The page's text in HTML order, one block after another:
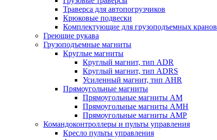
Траверса для автопогрузчиков
Крюковые подвески
Комплектующие для грузоподъемных кранов
Греющие рукава
Грузоподъемные магниты
Круглые магниты
Круглый магнит, тип ADR
Круглый магнит, тип ADRS
Усиленный магнит, тип AHR
Прямоугольные магниты
Прямоугольные магниты AM
Прямоугольные магниты AMH
Прямоугольные магниты AMP
Командоконтроллеры и пульты управления
Кресло пульты управления